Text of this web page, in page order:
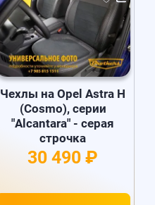
Чехлы на Opel Astra H
(Cosmo), серии
"Alcantara" - серая
строчка
30 490 ₽